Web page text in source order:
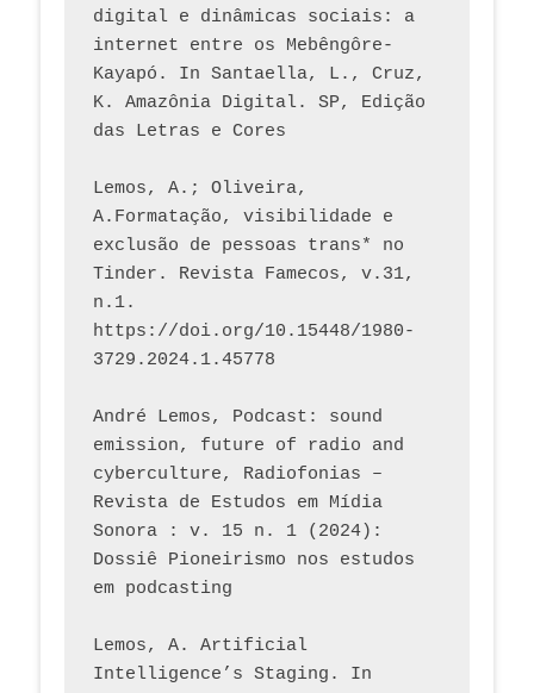
digital e dinâmicas sociais: a
internet entre os Mebêngôre-
Kayapó. In Santaella, L., Cruz,
K. Amazônia Digital. SP, Edição
das Letras e Cores
Lemos, A.; Oliveira,
A.Formatação, visibilidade e
exclusão de pessoas trans* no
Tinder. Revista Famecos, v.31,
n.1.
https://doi.org/10.15448/1980-
3729.2024.1.45778
André Lemos, Podcast: sound
emission, future of radio and
cyberculture, Radiofonias –
Revista de Estudos em Mídia
Sonora : v. 15 n. 1 (2024):
Dossiê Pioneirismo nos estudos
em podcasting
Lemos, A. Artificial
Intelligence’s Staging. In